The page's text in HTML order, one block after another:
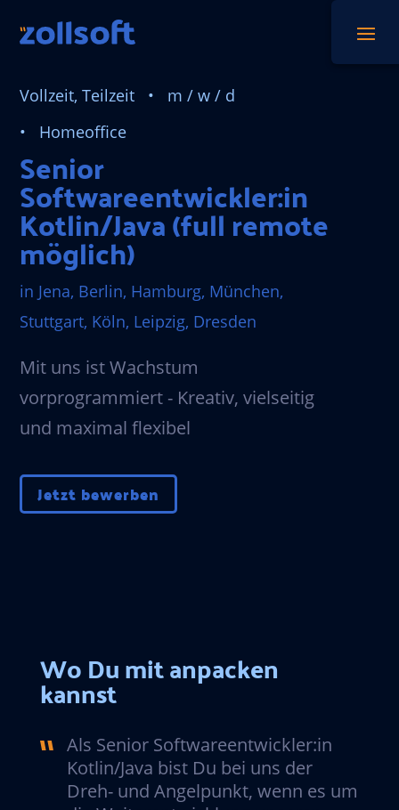
Vollzeit, Teilzeit • m / w / d
• Homeoffice
Senior
Softwareentwickler:in
Kotlin/Java (full remote
möglich)
in Jena, Berlin, Hamburg, München,
Stuttgart, Köln, Leipzig, Dresden
Mit uns ist Wachstum
vorprogrammiert - Kreativ, vielseitig
und maximal flexibel
Jetzt bewerben
Wo Du mit anpacken
kannst
Als Senior Softwareentwickler:in
Kotlin/Java bist Du bei uns der
Dreh- und Angelpunkt, wenn es um